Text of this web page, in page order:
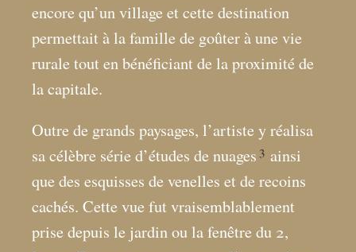
encore qu’un village et cette destination
permettait à la famille de goûter à une vie
rurale tout en bénéficiant de la proximité de
la capitale.
Outre de grands paysages, l’artiste y réalisa
sa célèbre série d’études de nuages 3 ainsi
que des esquisses de venelles et de recoins
cachés. Cette vue fut vraisemblablement
prise depuis le jardin ou la fenêtre du 2,